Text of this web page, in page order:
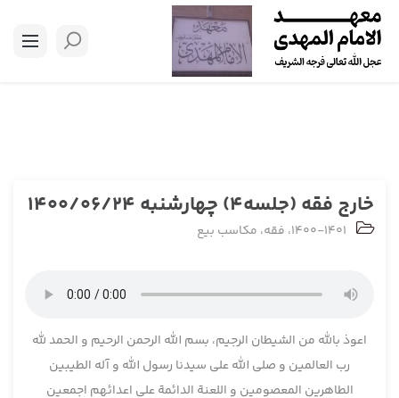
خارج فقه (جلسه4) چهارشنبه 1400/06/24
1400-1401، فقه، مکاسب بیع
اعوذ بالله من الشیطان الرجیم، بسم الله الرحمن الرحیم و الحمد لله
رب العالمین و صلی الله علی سیدنا رسول الله و آله الطیبین
الطاهرین المعصومین و اللعنة الدائمة علی اعدائهم اجمعین